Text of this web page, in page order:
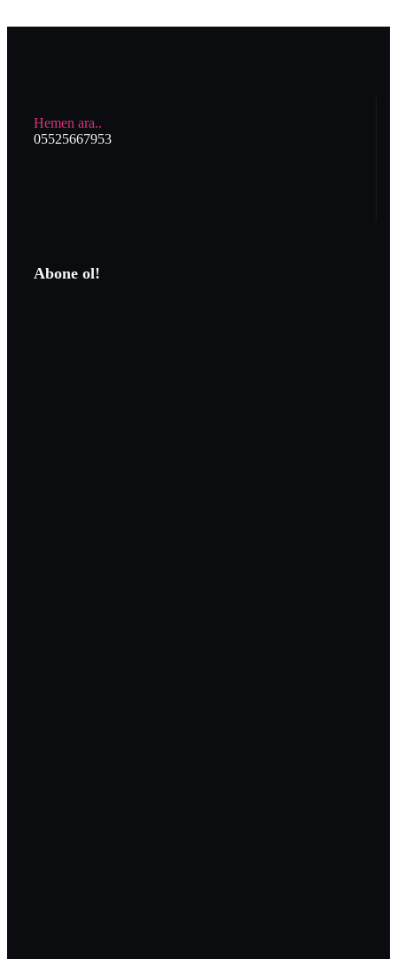
Hemen ara..
05525667953
Abone ol!